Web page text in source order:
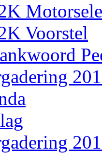
Voorstel